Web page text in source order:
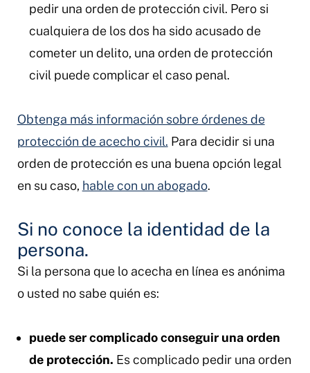
pedir una orden de protección civil. Pero si
cualquiera de los dos ha sido acusado de
cometer un delito, una orden de protección
civil puede complicar el caso penal.
Obtenga más información sobre órdenes de
protección de acecho civil. Para decidir si una
orden de protección es una buena opción legal
en su caso, hable con un abogado.
Si no conoce la identidad de la
persona.
Si la persona que lo acecha en línea es anónima
o usted no sabe quién es:
puede ser complicado conseguir una orden
de protección. Es complicado pedir una orden